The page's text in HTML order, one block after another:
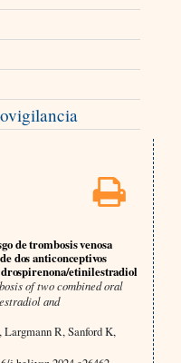
de trombosis venosa
dos anticonceptivos
etinilestradiol
of two combined oral
and
R, Sanford K,